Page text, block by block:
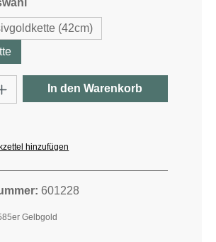
(42cm)
Anzahl: Gib den
In den Warenkorb
hinzufügen
601228
Gelbgold